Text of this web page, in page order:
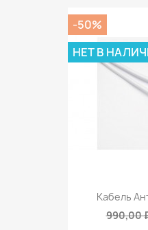
Кабель
990,00
-50%
НЕТ В